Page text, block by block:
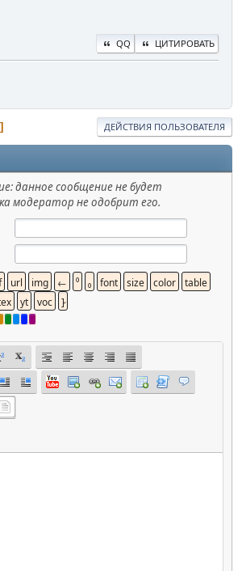
QQ ЦИТИРОВАТЬ
ДЕЙСТВИЯ ПОЛЬЗОВАТЕЛЯ
данное сообщение не будет
модератор не одобрит его.